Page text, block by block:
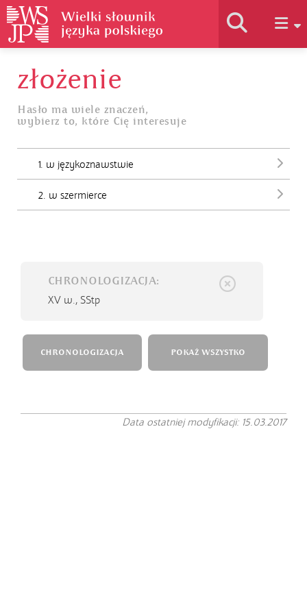
Historia słownika
Jak korzystać
Podstawy naukowe
złożenie
Hasło ma wiele znaczeń,
wybierz to, które Cię interesuje
1. w językoznawstwie
2. w szermierce
CHRONOLOGIZACJA:
XV w., SStp
CHRONOLOGIZACJA POKAŻ WSZYSTKO
Data ostatniej modyfikacji: 15.03.2017